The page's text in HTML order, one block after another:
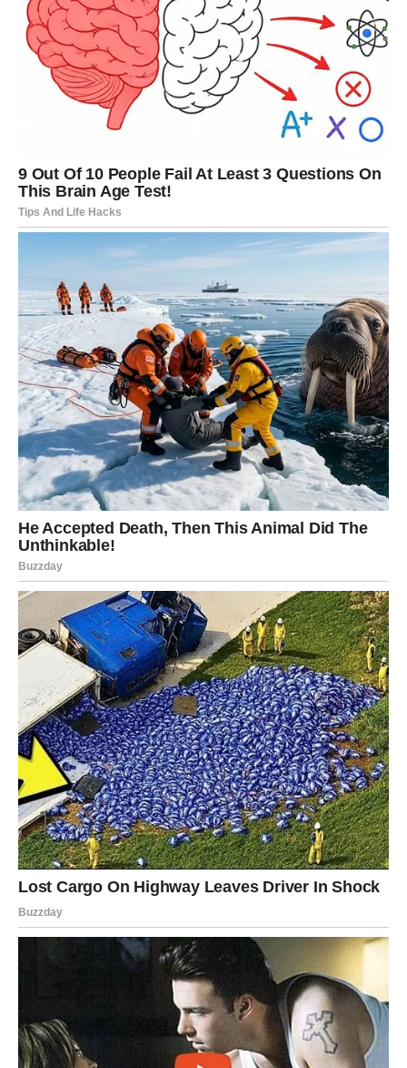
Za razliku od mnogih komercijalnih sredstava za čišćenje,
glicerin jenetoksičan i potpuno siguran za upotrebu
. To ga
čini idealnim rješenjem za domove u kojima borave
djeca,
starije osobe i kućni ljubimci. Ne izaziva iritacije, ne
isparava štetne tvari i ne ostavlja opasne tragove na
Osim toga, glicerin se smatra
sastojkom, jer smanjuje potrebu za agresivnim hemijskim
preparatima. Zanimljivo je da se glicerin već godinama koristi i
u muzejima širom svijeta za
očuvanje osjetljivih izložbenih
predmeta , što dodatno potvrđuje njegovu efikasnost i
sigurnost.
Obnova i zaštita drvenih podova
Drveni podovi daju toplinu svakom prostoru, ali su
istovremeno osjetljivi na habanje, vlagu i prljavštinu.
Vremenom mogu izgubiti sjaj i elastičnost, posebno u
prostorijama s velikom frekvencijom kretanja.
Dodavanjemnekoliko kapi glicerina u vodu za brisanje,
drveni podovi ne samo da se temeljito čiste, već i ponovno
dobijaju prirodan sjaj
drveta, sprječava isušivanje i smanjuje pojavu sitnih pukotina.
Za optimalne rezultate, preporučuje se da se nakon brisanja
ispolira suhom, mekanom krpom. Ovaj
jednostavan korak dodatno pojačava sjaj i produžava vijek
trajanja drvenih površina.